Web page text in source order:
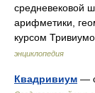
средневековой
арифметики,
курсом
энциклопедия
Квадривиум —